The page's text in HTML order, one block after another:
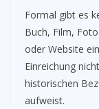
Formal gibt es
Buch, Film,
oder Website
Einreichung
historischen
aufweist.